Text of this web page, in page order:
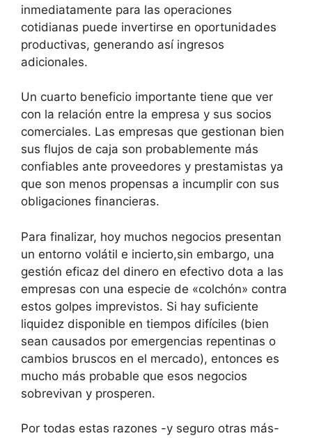
inmediatamente para las operaciones
cotidianas puede invertirse en oportunidades
productivas, generando así ingresos
adicionales.
Un cuarto beneficio importante tiene que ver
con la relación entre la empresa y sus socios
comerciales. Las empresas que gestionan bien
sus flujos de caja son probablemente más
confiables ante proveedores y prestamistas ya
que son menos propensas a incumplir con sus
obligaciones financieras.
Para finalizar, hoy muchos negocios presentan
un entorno volátil e incierto,sin embargo, una
gestión eficaz del dinero en efectivo dota a las
empresas con una especie de «colchón» contra
estos golpes imprevistos. Si hay suficiente
liquidez disponible en tiempos difíciles (bien
sean causados por emergencias repentinas o
cambios bruscos en el mercado), entonces es
mucho más probable que esos negocios
sobrevivan y prosperen.
Por todas estas razones -y seguro otras más-